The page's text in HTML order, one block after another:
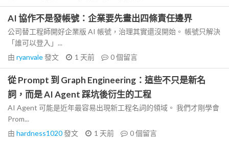
AI 協作不是發帳號：企業要先畫出四條責任邊界
公司替工程師開好企業版 AI 帳號，治理其實還沒開始。 帳號只解決
「誰可以登入」...
由 ryanvale發文 1 天前 0個留言
從 Prompt 到 Graph Engineering：這些不只是新名
詞，而是 AI Agent 踩坑後衍生的工程
AI Agent 可能是近年最容易出現新工程名詞的領域。 我們才剛學會
Prom...
由 hardness1020發文 1 天前 0個留言